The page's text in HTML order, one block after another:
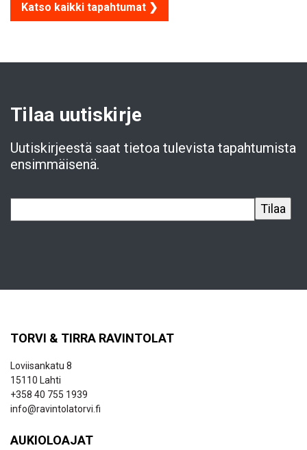
Katso kaikki tapahtumat ❯
Tilaa uutiskirje
Uutiskirjeestä saat tietoa tulevista tapahtumista
ensimmäisenä.
TORVI & TIRRA RAVINTOLAT
Loviisankatu 8
15110 Lahti
+358 40 755 1939
info@ravintolatorvi.fi
AUKIOLOAJAT